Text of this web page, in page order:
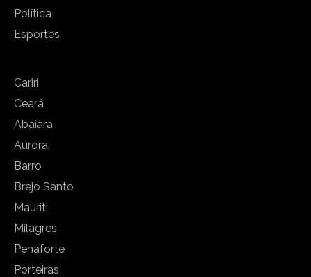
Política
Esportes
Cariri
Ceará
Abaiara
Aurora
Barro
Brejo Santo
Mauriti
Milagres
Penaforte
Porteiras